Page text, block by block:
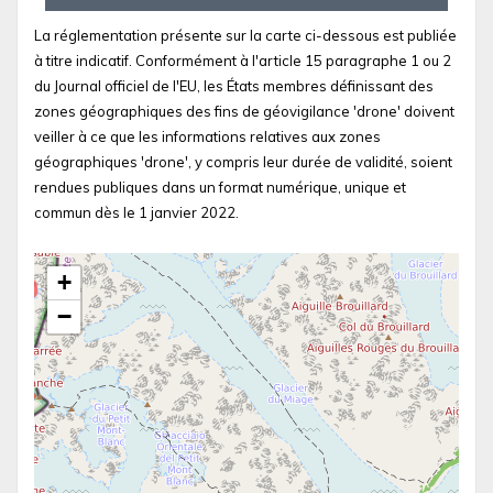
La réglementation présente sur la carte ci-dessous est publiée
à titre indicatif. Conformément à l'article 15 paragraphe 1 ou 2
du Journal officiel de l'EU, les États membres définissant des
zones géographiques des fins de géovigilance 'drone' doivent
veiller à ce que les informations relatives aux zones
géographiques 'drone', y compris leur durée de validité, soient
rendues publiques dans un format numérique, unique et
commun dès le 1 janvier 2022.